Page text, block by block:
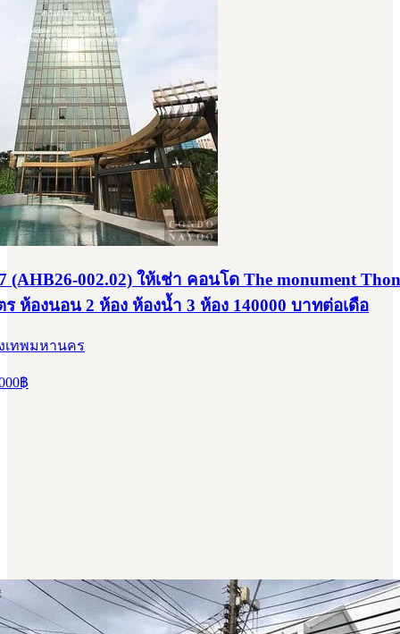
(AHB26-002.02) ให้เช่า คอนโด The monument
ร ห้องนอน 2 ห้อง ห้องน้ำ 3 ห้อง 140000 บาทต่อเดือ
เทพมหานคร
฿